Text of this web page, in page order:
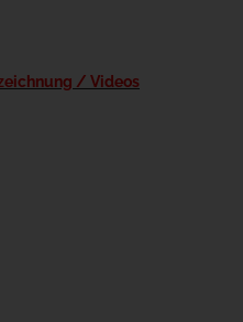
/ Videos